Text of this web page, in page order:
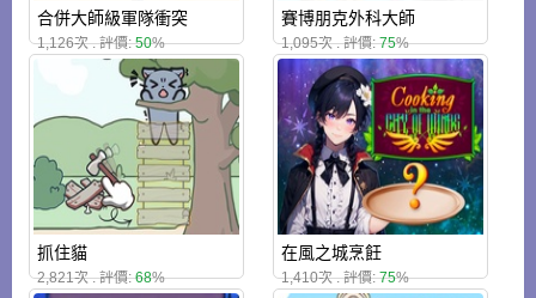
合併大師級軍隊衝突
1,126次 . 評價:50%
賽博朋克外科大師
1,095次 . 評價:75%
抓住貓
2,821次 . 評價:68%
在風之城烹飪
1,410次 . 評價:75%